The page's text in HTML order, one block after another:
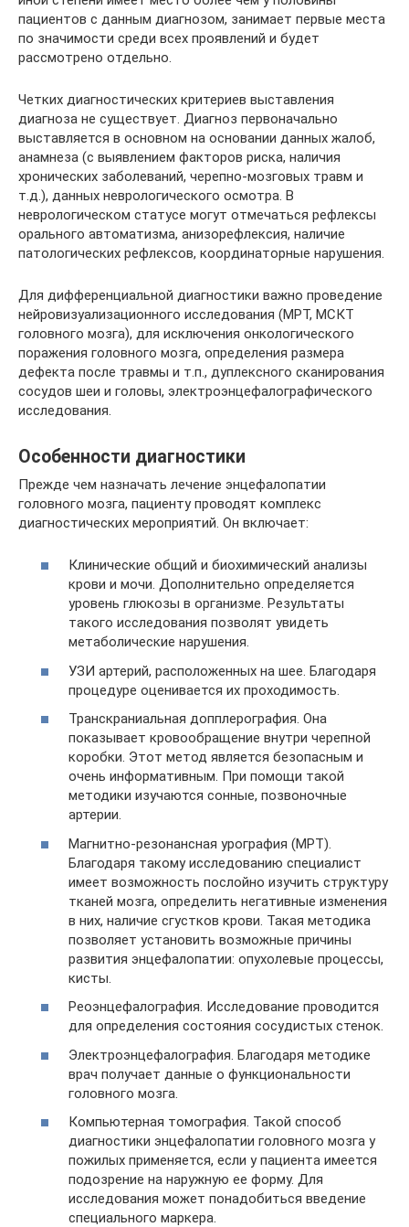
пациентов с данным диагнозом, занимает первые места
по значимости среди всех проявлений и будет
рассмотрено отдельно.
Четких диагностических критериев выставления
диагноза не существует. Диагноз первоначально
выставляется в основном на основании данных жалоб,
анамнеза (с выявлением факторов риска, наличия
хронических заболеваний, черепно-мозговых травм и
т.д.), данных неврологического осмотра. В
неврологическом статусе могут отмечаться рефлексы
орального автоматизма, анизорефлексия, наличие
патологических рефлексов, координаторные нарушения.
Для дифференциальной диагностики важно проведение
нейровизуализационного исследования (МРТ, МСКТ
головного мозга), для исключения онкологического
поражения головного мозга, определения размера
дефекта после травмы и т.п., дуплексного сканирования
сосудов шеи и головы, электроэнцефалографического
исследования.
Особенности диагностики
Прежде чем назначать лечение энцефалопатии
головного мозга, пациенту проводят комплекс
диагностических мероприятий. Он включает:
Клинические общий и биохимический анализы
крови и мочи. Дополнительно определяется
уровень глюкозы в организме. Результаты
такого исследования позволят увидеть
метаболические нарушения.
УЗИ артерий, расположенных на шее. Благодаря
процедуре оценивается их проходимость.
Транскраниальная допплерография. Она
показывает кровообращение внутри черепной
коробки. Этот метод является безопасным и
очень информативным. При помощи такой
методики изучаются сонные, позвоночные
артерии.
Магнитно-резонансная урография (МРТ).
Благодаря такому исследованию специалист
имеет возможность послойно изучить структуру
тканей мозга, определить негативные изменения
в них, наличие сгустков крови. Такая методика
позволяет установить возможные причины
развития энцефалопатии: опухолевые процессы,
кисты.
Реоэнцефалография. Исследование проводится
для определения состояния сосудистых стенок.
Электроэнцефалография. Благодаря методике
врач получает данные о функциональности
головного мозга.
Компьютерная томография. Такой способ
диагностики энцефалопатии головного мозга у
пожилых применяется, если у пациента имеется
подозрение на наружную ее форму. Для
исследования может понадобиться введение
специального маркера.